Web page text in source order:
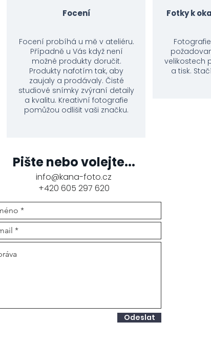
Focení
Focení probíhá u mě v ateliéru.
Případně u Vás když není
možné produkty doručit.
Produkty nafotím tak, aby
zaujaly a prodávaly. Čisté
studiové snímky zvýraní detaily
a kvalitu. Kreativní fotografie
pomůžou odlišit vaši značku.
Fotky k
velikostech
a tisk.
Odeslat
Pište nebo volejte...
info@kana-foto.cz
+420 605 297 620